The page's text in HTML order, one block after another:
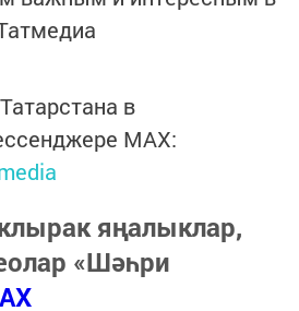
в
MАХ:
яңалыклар,
«Шәһри